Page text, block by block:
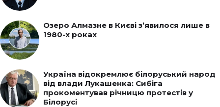
Озеро Алмазне в Києві з’явилося лише в
1980-х роках
Україна відокремлює білоруський народ
від влади Лукашенка: Сибіга
прокоментував річницю протестів у
Білорусі